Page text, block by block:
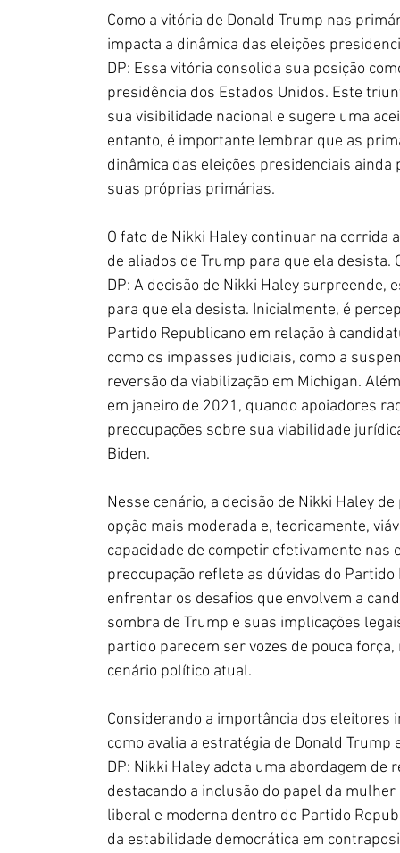
Como a vitória de Donald Trump nas
impacta a dinâmica das eleições
DP: Essa vitória consolida sua posição
presidência dos Estados Unidos. Este
sua visibilidade nacional e sugere uma
entanto, é importante lembrar que as
dinâmica das eleições presidenciais
suas próprias primárias.
O fato de Nikki Haley continuar na
de aliados de Trump para que ela desista.
DP: A decisão de Nikki Haley
para que ela desista. Inicialmente, é
Partido Republicano em relação à
como os impasses judiciais, como a
reversão da viabilização em Michigan.
em janeiro de 2021, quando apoiadores
preocupações sobre sua viabilidade
Biden.
Nesse cenário, a decisão de Nikki Haley
opção mais moderada e, teoricamente,
capacidade de competir efetivamente
preocupação reflete as dúvidas do
enfrentar os desafios que envolvem a
sombra de Trump e suas implicações
partido parecem ser vozes de pouca
cenário político atual.
Considerando a importância dos
como avalia a estratégia de Donald
DP: Nikki Haley adota uma abordagem
destacando a inclusão do papel da
liberal e moderna dentro do Partido
da estabilidade democrática em